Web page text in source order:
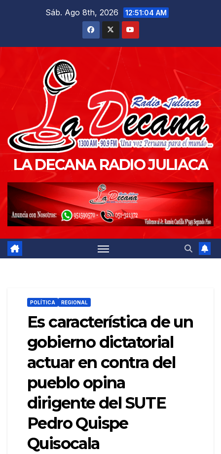
Sáb. Ago 8th, 2026 12:51:05 AM
LA DECANA RADIO JULIACA
POLÍTICA REGIONAL
Es característica de un
gobierno dictatorial
actuar en contra del
pueblo opina
dirigente del SUTE
Pedro Quispe
Quisocala